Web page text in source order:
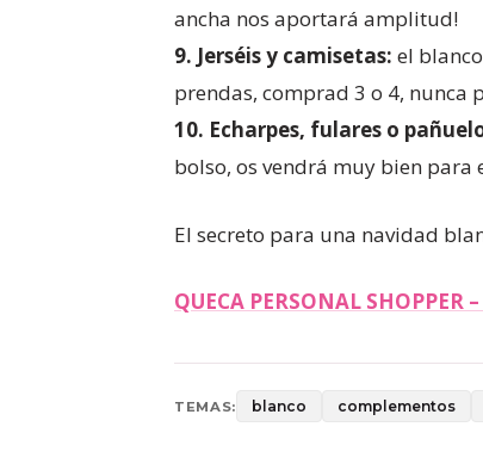
ancha nos aportará amplitud!
9. Jerséis y camisetas: el
prendas, comprad 3 o 4, nunca
10. Echarpes, fulares o
bolso, os vendrá muy bien para
El secreto para una navidad
QUECA PERSONAL SHOPPER
TEMAS: blanco complementos